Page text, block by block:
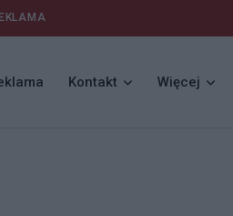
Kontakt Więcej